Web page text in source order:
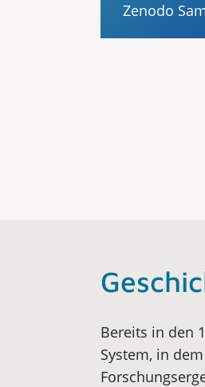
Zenodo
Bereits in den
System, in